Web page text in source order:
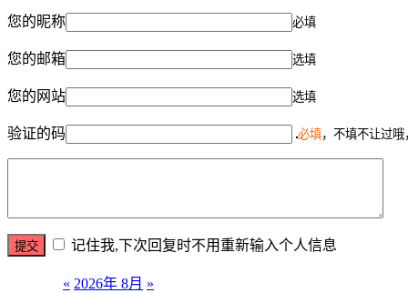
您的昵称 必填
您的邮箱 选填
您的网站 选填
验证的码 必填，不填不让过
记住我,下次回复时不用重新输入个人信息
« 2026年 8月 »